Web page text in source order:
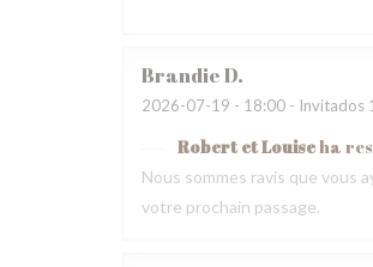
BrandieD
2026-07-19 - 18:00 - Invitados 1
Robert et Louiseha
Nous sommes ravis que vous
votre prochain passage.